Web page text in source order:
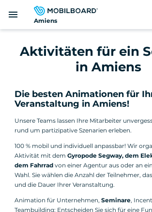
zum
Amiens
menu
Aktivitäten für ein
in Amiens
Die besten Animationen für
Veranstaltung in Amiens!
Unsere Teams lassen Ihre Mitarbeiter
rund um partizipative Szenarien erleben.
100 % mobil und individuell anpassbar! Wir
Aktivität mit dem Gyropode Segway, dem
dem Fahrrad von einer Agentur aus oder an
Wahl. Sie wählen die Anzahl der Teilnehmer,
und die Dauer Ihrer Veranstaltung.
Animation für Unternehmen, Seminare,
Teambuilding: Entscheiden Sie sich für eine